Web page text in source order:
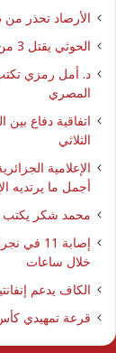
الأرصاد تحذر
الحوثي يقتل 3 من القوات اليمنية في هجوم جديد على مأرب
المصري
اتفاقية دفاع
الثلاثي
أجمل ما يرتديه
محمد شكر يكتب لـ «30 يوم»: «الكرنك».. أزمة سينما
إصابة
خلال ساعات
الكاف يدعم
قرعة تمهيدي كأس